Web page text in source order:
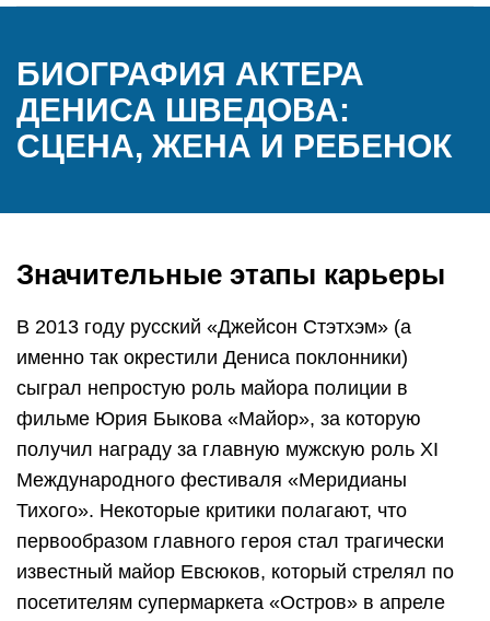
БИОГРАФИЯ АКТЕРА
ДЕНИСА ШВЕДОВА:
СЦЕНА, ЖЕНА И РЕБЕНОК
Значительные этапы карьеры
В 2013 году русский «Джейсон Стэтхэм» (а
именно так окрестили Дениса поклонники)
сыграл непростую роль майора полиции в
фильме Юрия Быкова «Майор», за которую
получил награду за главную мужскую роль XI
Международного фестиваля «Меридианы
Тихого». Некоторые критики полагают, что
первообразом главного героя стал трагически
известный майор Евсюков, который стрелял по
посетителям супермаркета «Остров» в апреле